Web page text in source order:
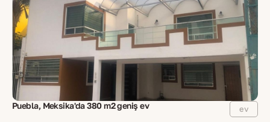
Puebla, Meksika'da 380 m2 geniş ev ev